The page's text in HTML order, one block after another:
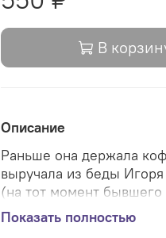
В
Описание
Раньше она держала
выручала из беды
(на тот момент бывшего
большую беду, а себе —
Так что теперь
Показать полностью